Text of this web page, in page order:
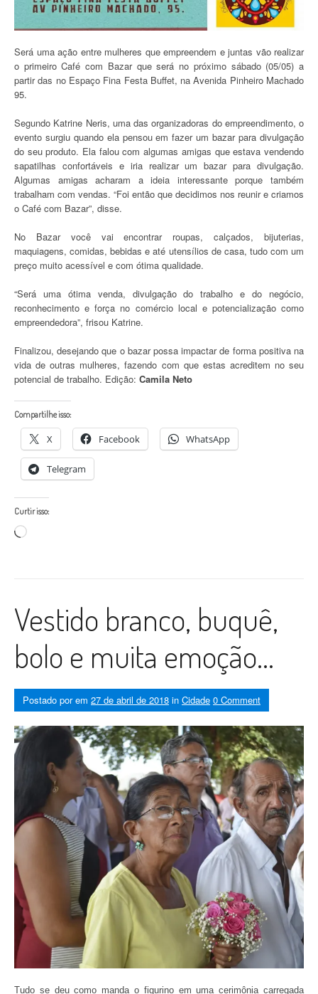
Será uma ação entre mulheres que empreendem e juntas vão realizar
o primeiro Café com Bazar que será no próximo sábado (05/05) a
partir das no Espaço Fina Festa Buffet, na Avenida Pinheiro Machado
95.
Segundo Katrine Neris, uma das organizadoras do empreendimento, o
evento surgiu quando ela pensou em fazer um bazar para divulgação
do seu produto. Ela falou com algumas amigas que estava vendendo
sapatilhas confortáveis e iria realizar um bazar para divulgação.
Algumas amigas acharam a ideia interessante porque também
trabalham com vendas. “Foi então que decidimos nos reunir e criamos
o Café com Bazar”, disse.
No Bazar você vai encontrar roupas, calçados, bijuterias,
maquiagens, comidas, bebidas e até utensílios de casa, tudo com um
preço muito acessível e com ótima qualidade.
“Será uma ótima venda, divulgação do trabalho e do negócio,
reconhecimento e força no comércio local e potencialização como
empreendedora”, frisou Katrine.
Finalizou, desejando que o bazar possa impactar de forma positiva na
vida de outras mulheres, fazendo com que estas acreditem no seu
potencial de trabalho. Edição: Camila Neto
Compartilhe isso:
X Facebook WhatsApp
Telegram
Curtir isso:
Carregando...
Vestido branco, buquê,
bolo e muita emoção…
Postado porem 27 de abril de 2018 in Cidade 0 Comment
Tudo se deu como manda o figurino em uma cerimônia carregada